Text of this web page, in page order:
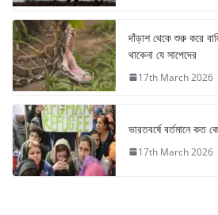
দাঁড়াশ থেকে শুরু করে
থাকেনা যে সাপেদের
17th March 2026
ভারতবর্ষে বর্তমানে কত
17th March 2026